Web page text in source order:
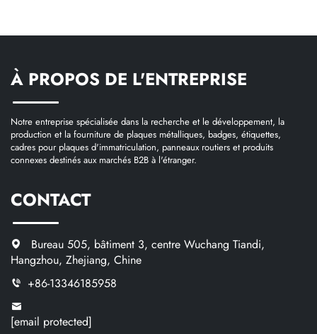
À PROPOS DE L'ENTREPRISE
Notre entreprise spécialisée dans la recherche et le développement, la
production et la fourniture de plaques métalliques, badges, étiquettes,
cadres pour plaques d'immatriculation, panneaux routiers et produits
connexes destinés aux marchés B2B à l'étranger.
CONTACT
Bureau 505, bâtiment 3, centre Wuchang Tiandi,
Hangzhou, Zhejiang, Chine
+86-13346185958
[email protected]